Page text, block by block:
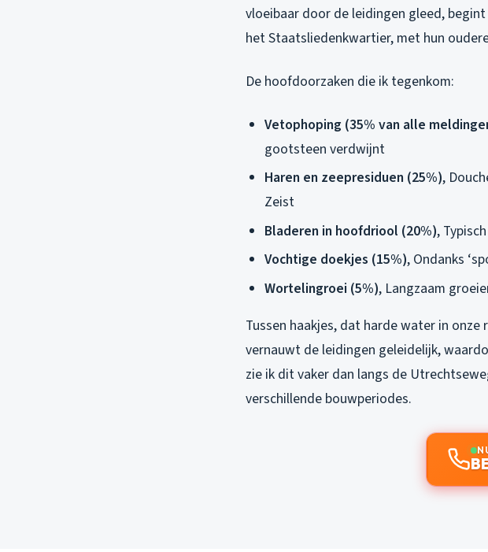
vloeibaar door de leidingen gleed,
het Staatsliedenkwartier, met hun
De hoofdoorzaken die ik tegenkom:
Vetophoping (35% van alle
gootsteen verdwijnt
Haren en zeepresiduen (25%),
Zeist
Bladeren in hoofdriool (20%),
Vochtige doekjes (15%), Ondanks
Wortelingroei (5%), Langzaam
Tussen haakjes, dat harde water in
vernauwt de leidingen geleidelijk,
zie ik dit vaker dan langs de
verschillende bouwperiodes.